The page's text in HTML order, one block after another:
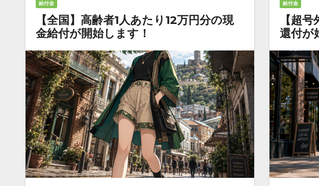
給付金
【全国】高齢者1人あたり12万円分の現
金給付が開始します！
給付金
【超
還付が